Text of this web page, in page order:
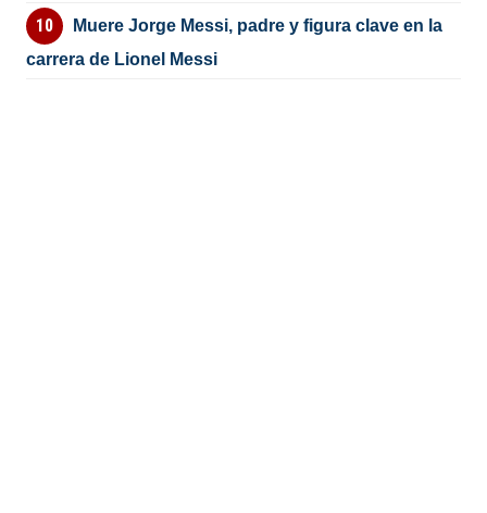
Muere Jorge Messi, padre y figura clave en la
carrera de Lionel Messi